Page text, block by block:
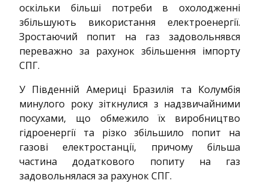
оскільки більші потреби в охолодженні
збільшують використання електроенергії.
Зростаючий попит на газ задовольнявся
переважно за рахунок збільшення імпорту
СПГ.
У Південній Америці Бразилія та Колумбія
минулого року зіткнулися з надзвичайними
посухами, що обмежило їх виробництво
гідроенергії та різко збільшило попит на
газові електростанції, причому більша
частина додаткового попиту на газ
задовольнялася за рахунок СПГ.